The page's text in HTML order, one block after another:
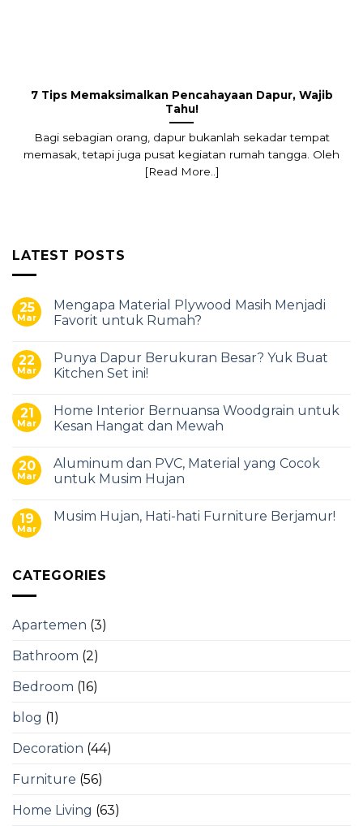
7 Tips Memaksimalkan Pencahayaan Dapur, Wajib
Tahu!
Bagi sebagian orang, dapur bukanlah sekadar tempat
memasak, tetapi juga pusat kegiatan rumah tangga. Oleh
[Read More..]
LATEST POSTS
25
Mar
Mengapa Material Plywood Masih Menjadi
Favorit untuk Rumah?
22
Mar
Punya Dapur Berukuran Besar? Yuk Buat
Kitchen Set ini!
21
Mar
Home Interior Bernuansa Woodgrain untuk
Kesan Hangat dan Mewah
20
Mar
Aluminum dan PVC, Material yang Cocok
untuk Musim Hujan
19
Mar
Musim Hujan, Hati-hati Furniture Berjamur!
CATEGORIES
Apartemen (3)
Bathroom (2)
Bedroom (16)
blog (1)
Decoration (44)
Furniture (56)
Home Living (63)